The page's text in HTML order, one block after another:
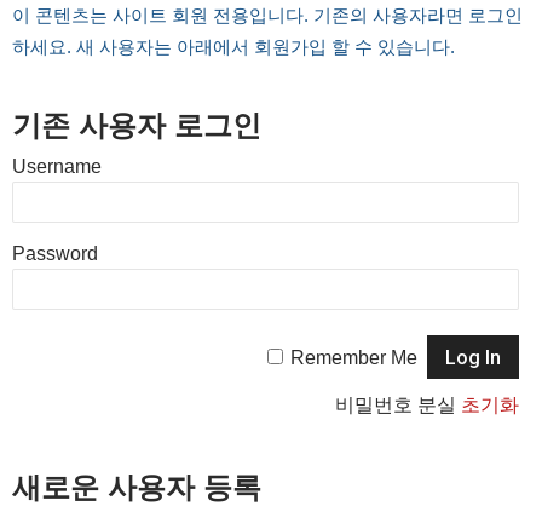
이 콘텐츠는 사이트 회원 전용입니다. 기존의 사용자라면 로그인
하세요. 새 사용자는 아래에서 회원가입 할 수 있습니다.
기존 사용자 로그인
Username
Password
Remember Me
비밀번호 분실 초기화
새로운 사용자 등록